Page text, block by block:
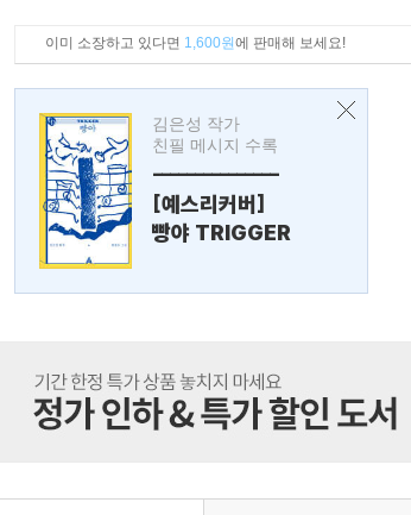
이미 소장하고 있다면 1,600원에 판매해 보세요!
김은성 작가
친필 메시지 수록
---------------
[예스리커버]
빵야 TRIGGER